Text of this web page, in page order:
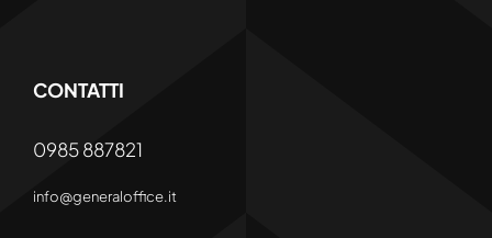
CONTATTI
0985 887821
info@generaloffice.it